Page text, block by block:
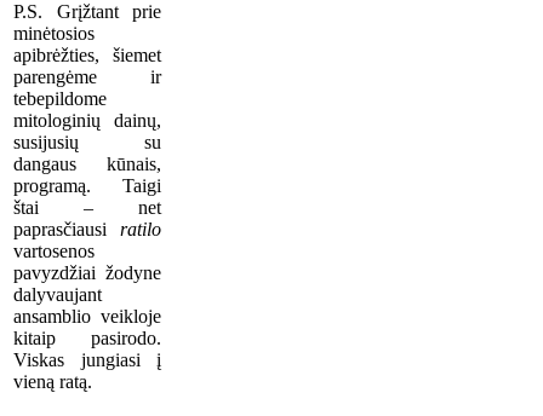
P.S. Grįžtant prie
minėtosios
apibrėžties, šiemet
parengėme ir
tebepildome
mitologinių dainų,
susijusių su
dangaus kūnais,
programą. Taigi
štai – net
paprasčiausi ratilo
vartosenos
pavyzdžiai žodyne
dalyvaujant
ansamblio veikloje
kitaip pasirodo.
Viskas jungiasi į
vieną ratą.